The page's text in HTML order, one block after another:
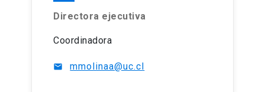
Directora ejecutiva
Coordinadora
mail mmolinaa@uc.cl